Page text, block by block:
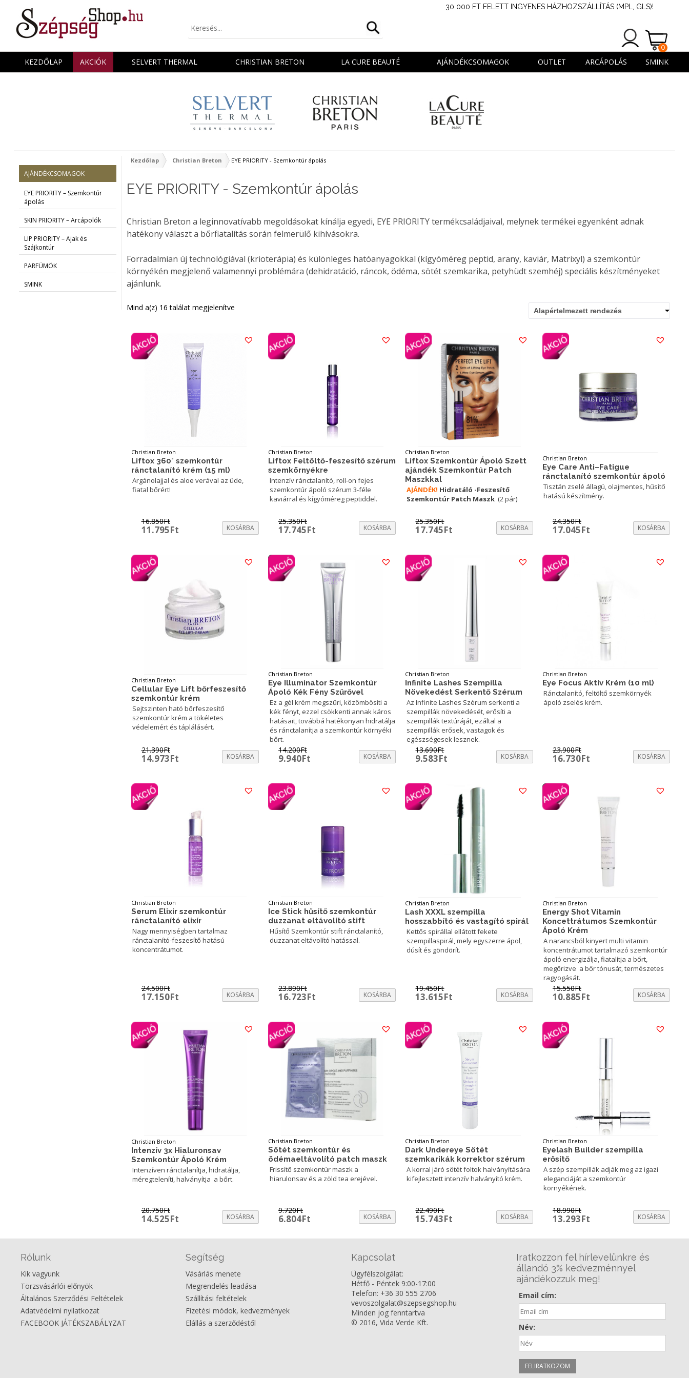
30 000 FT FELETT INGYENES HÁZHOZSZÁLLÍTÁS (MPL, GLS)!
0
KEZDŐLAP AKCIÓK SELVERT THERMAL CHRISTIAN BRETON LA CURE BEAUTÉ AJÁNDÉKCSOMAGOK OUTLET ARCÁPOLÁS SMINK
Kezdőlap Christian Breton EYE PRIORITY - Szemkontúr ápolás
EYE PRIORITY - Szemkontúr ápolás
Christian Breton a leginnovatívabb megoldásokat kínálja egyedi, EYE PRIORITY termékcsaládjaival, melynek termékei egyenként adnak
hatékony választ a bőrfiatalítás során felmerülő kihívásokra.
Forradalmian új technológiával (krioterápia) és különleges hatóanyagokkal (kígyóméreg peptid, arany, kaviár, Matrixyl) a szemkontúr
környékén megjelenő valamennyi problémára (dehidratáció, ráncok, ödéma, sötét szemkarika, petyhüdt szemhéj) speciális készítményeket
ajánlunk.
Mind a(z) 16 találat megjelenítve Alapértelmezett rendezés
Christian Breton
Liftox 360° szemkontúr
ránctalanító krém (15 ml)
Argánolajjal és aloe verával az üde,
fiatal bőrért!
16.850Ft
Original
16.850Ft.
11.795FtCurrent KOSÁRBA
Christian Breton
Liftox Feltöltő-feszesítő szérum
szemkörnyékre
Intenzív ránctalanító, roll-on fejes
szemkontúr ápoló szérum 3-féle
kaviárral és kígyóméreg peptiddel.
25.350Ft
Original
25.350Ft.
17.745Ft KOSÁRBA
Christian Breton
Liftox Szemkontúr Ápoló Szett
ajándék Szemkontúr Patch
Maszkkal
AJÁNDÉK! Hidratáló -Feszesítő
Szemkontúr Patch Maszk (2 pár)
25.350Ft
Original
25.350Ft.
17.745Ft KOSÁRBA
Christian Breton
Eye Care Anti–Fatigue
ránctalanító szemkontúr ápoló
Tisztán zselé állagú, olajmentes, hűsítő
hatású készítmény.
24.350Ft
Original
24.350Ft.
17.045FtCurrent KOSÁRBA
Christian Breton
Cellular Eye Lift bőrfeszesítő
szemkontúr krém
Sejtszinten ható bőrfeszesítő
szemkontúr krém a tökéletes
védelemért és táplálásért.
21.390Ft
Original
21.390Ft.
14.973FtCurrent KOSÁRBA
Christian Breton
Eye Illuminator Szemkontúr
Ápoló Kék Fény Szűrővel
Ez a gél krém megszűri, közömbösíti a
kék fényt, ezzel csökkenti annak káros
hatásait, továbbá hatékonyan hidratálja
és ránctalanítja a szemkontúr környéki
bőrt.
14.200Ft
Original
14.200Ft.
9.940Ft KOSÁRBA
Christian Breton
Infinite Lashes Szempilla
Növekedést Serkentő Szérum
Az Infinite Lashes Szérum serkenti a
szempillák növekedését, erősíti a
szempillák textúráját, ezáltal a
szempillák erősek, vastagok és
egészségesek lesznek.
13.690Ft
Original
13.690Ft.
9.583Ft KOSÁRBA
Christian Breton
Eye Focus Aktív Krém (10 ml)
Ránctalanító, feltöltő szemkörnyék
ápoló zselés krém.
23.900Ft
Original
23.900Ft.
16.730FtCurrent KOSÁRBA
Christian Breton
Serum Elixir szemkontúr
ránctalanító elixír
Nagy mennyiségben tartalmaz
ránctalanító-feszesítő hatású
koncentrátumot.
24.500Ft
Original
24.500Ft.
17.150FtCurrent KOSÁRBA
Christian Breton
Ice Stick hűsítő szemkontúr
duzzanat eltávolító stift
Hűsítő Szemkontúr stift ránctalanító,
duzzanat eltávolító hatással.
23.890Ft
Original
23.890Ft.
16.723Ft KOSÁRBA
Christian Breton
Lash XXXL szempilla
hosszabbító és vastagító spirál
Kettős spirállal ellátott fekete
szempillaspirál, mely egyszerre ápol,
dúsít és göndörít.
19.450Ft
Original
19.450Ft.
13.615Ft KOSÁRBA
Christian Breton
Energy Shot Vitamin
Koncettrátumos Szemkontúr
Ápoló Krém
A narancsból kinyert multi vitamin
koncentrátumot tartalmazó szemkontúr
ápoló energizálja, fiatalítja a bőrt,
megőrizve a bőr tónusát, természetes
ragyogását.
15.550Ft
Original
15.550Ft.
10.885FtCurrent KOSÁRBA
Christian Breton
Intenzív 3x Hialuronsav
Szemkontúr Ápoló Krém
Intenzíven ránctalanítja, hidratálja,
méregteleníti, halványítja a bőrt.
20.750Ft
Original
14.525FtCurrent KOSÁRBA
Christian Breton
Sötét szemkontúr és
ödémaeltávolító patch maszk
Frissítő szemkontúr maszk a
hiarulonsav és a zöld tea erejével.
9.720Ft
Original
6.804Ft KOSÁRBA
Christian Breton
Dark Undereye Sötét
szemkarikák korrektor szérum
A korral járó sötét foltok halványítására
kifejlesztett intenzív halványító krém.
22.490Ft
Original
15.743Ft KOSÁRBA
Christian Breton
Eyelash Builder szempilla
erősítő
A szép szempillák adják meg az igazi
eleganciáját a szemkontúr
környékének.
18.990Ft
Original
13.293FtCurrent KOSÁRBA
AJÁNDÉKCSOMAGOK
EYE PRIORITY – Szemkontúr
ápolás
SKIN PRIORITY – Arcápolók
LIP PRIORITY – Ajak és
Szájkontúr
PARFÜMÖK
SMINK
Rólunk
Kik vagyunk
Törzsvásárlói előnyök
Általános Szerződési Feltételek
Adatvédelmi nyilatkozat
FACEBOOK JÁTÉKSZABÁLYZAT
Segítség
Vásárlás menete
Megrendelés leadása
Szállítási feltételek
Fizetési módok, kedvezmények
Elállás a szerződéstől
Kapcsolat
Ügyfélszolgálat:
Hétfő - Péntek 9:00-17:00
Telefon: +36 30 555 2706
vevoszolgalat@szepsegshop.hu
Minden jog fenntartva
© 2016, Vida Verde Kft.
Iratkozzon fel hírlevelünkre és
állandó 3% kedvezménnyel
ajándékozzuk meg!
Email cím:
Név: